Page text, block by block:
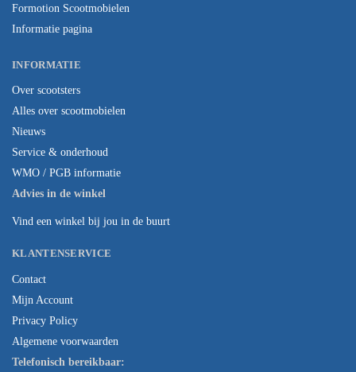
Formotion Scootmobielen
Informatie pagina
INFORMATIE
Over scootsters
Alles over scootmobielen
Nieuws
Service & onderhoud
WMO / PGB informatie
Advies in de winkel
Vind een winkel bij jou in de buurt
KLANTENSERVICE
Contact
Mijn Account
Privacy Policy
Algemene voorwaarden
Telefonisch bereikbaar: